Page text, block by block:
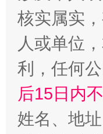
“刷贴”
核实属实
人或单位
利，任何
后15日内
姓名、地